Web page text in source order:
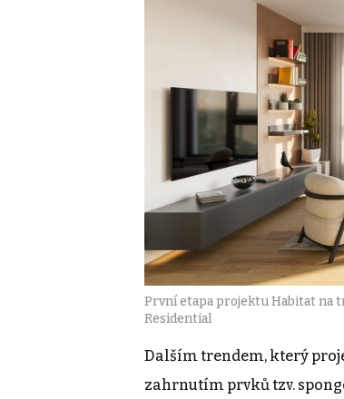
První etapa projektu Habitat na
Residential
Dalším trendem, který
zahrnutím prvků tzv.